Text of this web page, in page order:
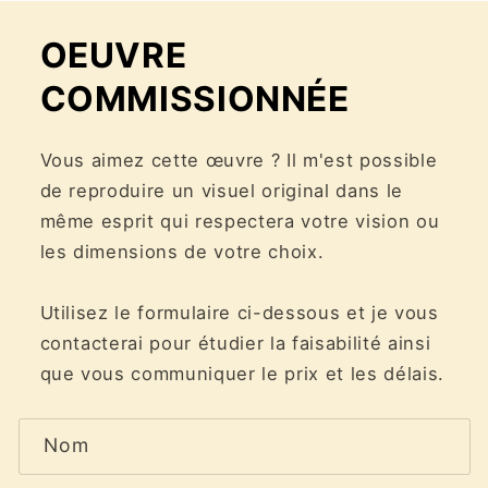
OEUVRE
COMMISSIONNÉE
Vous aimez cette œuvre ? Il m'est possible
de reproduire un visuel original dans le
même esprit qui respectera votre vision ou
les dimensions de votre choix.
Utilisez le formulaire ci-dessous et je vous
contacterai pour étudier la faisabilité ainsi
que vous communiquer le prix et les délais.
Nom